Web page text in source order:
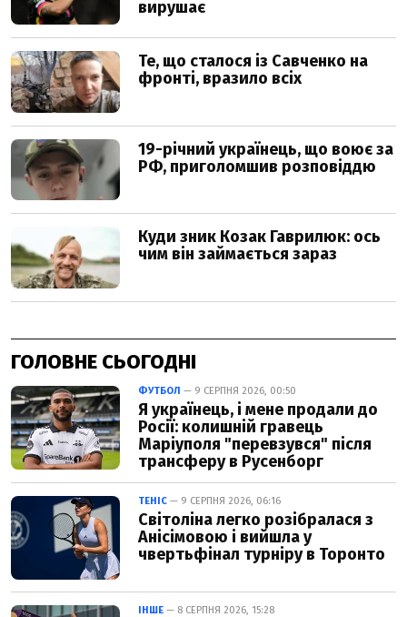
ГОЛОВНЕ СЬОГОДНІ
ФУТБОЛ — 9 СЕРПНЯ 2026, 00:50
Я українець, і мене продали до
Росії: колишній гравець
Маріуполя "перевзувся" після
трансферу в Русенборг
ТЕНІС — 9 СЕРПНЯ 2026, 06:16
Світоліна легко розібралася з
Анісімовою і вийшла у
чвертьфінал турніру в Торонто
ІНШЕ — 8 СЕРПНЯ 2026, 15:28